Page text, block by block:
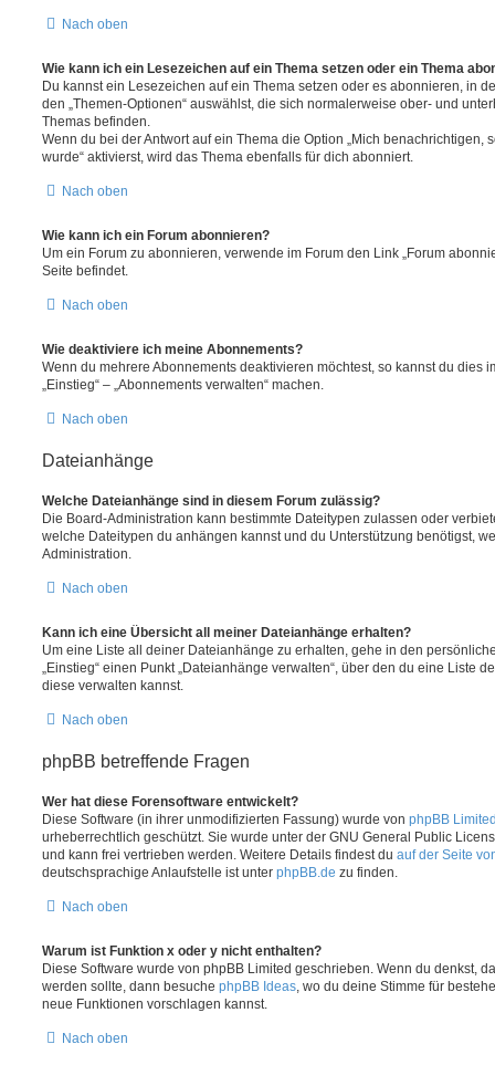
Nach oben
Wie kann ich ein Lesezeichen auf ein Thema setzen oder ein Thema
Du kannst ein Lesezeichen auf ein Thema setzen oder es abonnieren, in
den „Themen-Optionen“ auswählst, die sich normalerweise ober- und
Themas befinden.
Wenn du bei der Antwort auf ein Thema die Option „Mich benachrichtigen,
wurde“ aktivierst, wird das Thema ebenfalls für dich abonniert.
Nach oben
Wie kann ich ein Forum abonnieren?
Um ein Forum zu abonnieren, verwende im Forum den Link „Forum
Seite befindet.
Nach oben
Wie deaktiviere ich meine Abonnements?
Wenn du mehrere Abonnements deaktivieren möchtest, so kannst du dies
„Einstieg“ – „Abonnements verwalten“ machen.
Nach oben
Dateianhänge
Welche Dateianhänge sind in diesem Forum zulässig?
Die Board-Administration kann bestimmte Dateitypen zulassen oder
welche Dateitypen du anhängen kannst und du Unterstützung benötigst,
Administration.
Nach oben
Kann ich eine Übersicht all meiner Dateianhänge erhalten?
Um eine Liste all deiner Dateianhänge zu erhalten, gehe in den
„Einstieg“ einen Punkt „Dateianhänge verwalten“, über den du eine Liste
diese verwalten kannst.
Nach oben
phpBB betreffende Fragen
Wer hat diese Forensoftware entwickelt?
Diese Software (in ihrer unmodifizierten Fassung) wurde von phpBB
urheberrechtlich geschützt. Sie wurde unter der GNU General Public
und kann frei vertrieben werden. Weitere Details findest du auf der Seite
deutschsprachige Anlaufstelle ist unter phpBB.de zu finden.
Nach oben
Warum ist Funktion x oder y nicht enthalten?
Diese Software wurde von phpBB Limited geschrieben. Wenn du denkst,
werden sollte, dann besuche phpBB Ideas, wo du deine Stimme für
neue Funktionen vorschlagen kannst.
Nach oben